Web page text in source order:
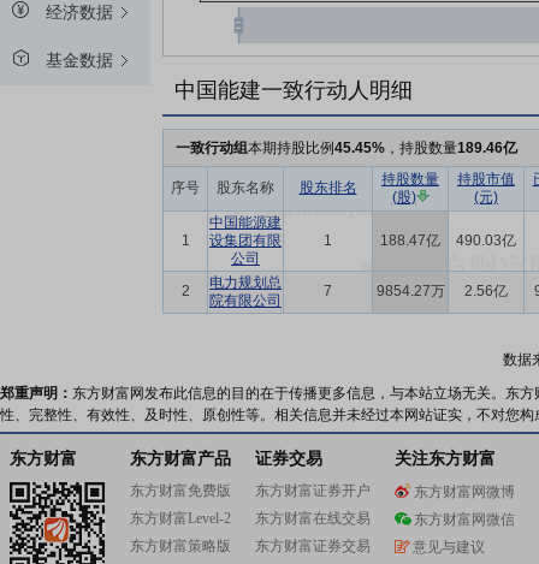
经济数据
基金数据
中国能建一致行动人明细
一致行动组本期持股比例45.45% ，持股数量189.46亿
序号 股东名称 股东排名
持股数量
(股)
持股市值
(元)
1
中国能源建
设集团有限
公司
1 188.47亿 490.03亿
2
电力规划总
院有限公司
7 9854.27万 2.56亿
数据
郑重声明： 东方财富网发布此信息的目的在于传播更多信息，与本站立场无关。东
性、完整性、有效性、及时性、原创性等。相关信息并未经过本网站证实，不对您
东方财富 东方财富产品
东方财富免费版
东方财富Level-2
东方财富策略版
证券交易
东方财富证券开户
东方财富在线交易
东方财富证券交易
关注东方财富
东方财富网微博
东方财富网微信
意见与建议